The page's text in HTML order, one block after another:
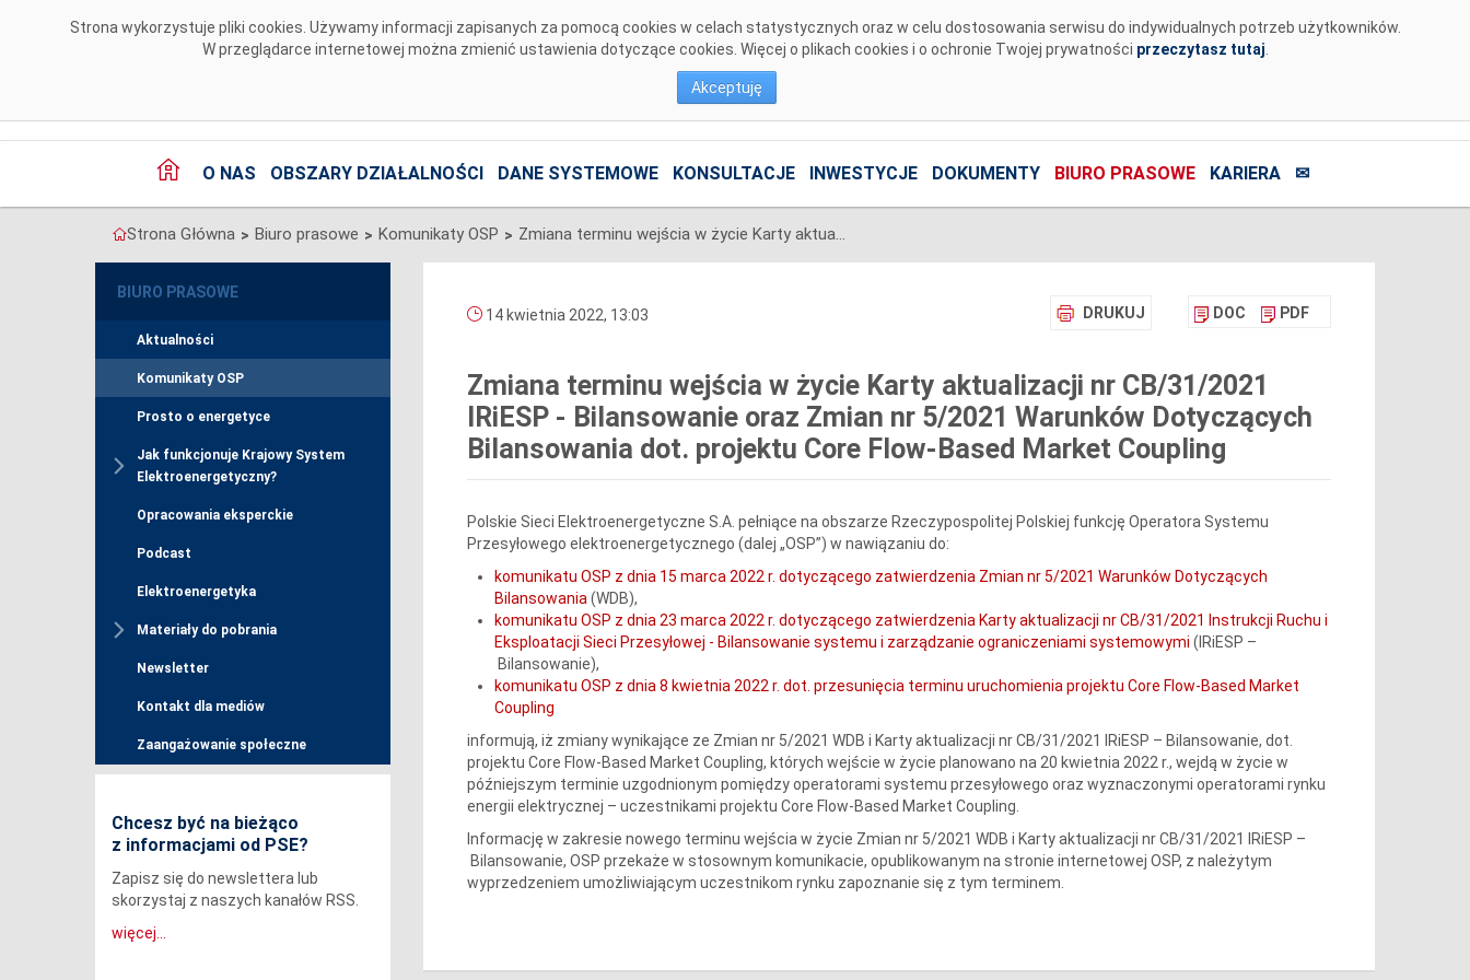
Strona wykorzystuje pliki cookies. Używamy informacji zapisanych za pomocą cookies w celach statystycznych oraz w celu dostosowania serwisu do indywidualnych potrzeb użytkowników.
W przeglądarce internetowej można zmienić ustawienia dotyczące cookies. Więcej o plikach cookies i o ochronie Twojej prywatności przeczytasz tutaj
Akceptuję
O NAS OBSZARY DZIAŁALNOŚCI DANE SYSTEMOWE KONSULTACJE INWESTYCJE DOKUMENTY BIURO PRASOWE KARIERA ✉
Strona Główna > Biuro prasowe > Komunikaty OSP > Zmiana terminu wejścia w życie Karty aktualizacji nr CB/31/2021 IRiESP - Bilansowanie oraz Zmian nr 5/2021 Warunków Dotyczących Bilansowania dot. projektu Core Flow-Based Market Coupling
BIURO PRASOWE
Aktualności
Komunikaty OSP
Prosto o energetyce
Jak funkcjonuje Krajowy System
Elektroenergetyczny?
Opracowania eksperckie
Podcast
Elektroenergetyka
Materiały do pobrania
Newsletter
Kontakt dla mediów
Zaangażowanie społeczne
Chcesz być na bieżąco
z informacjami od PSE?
Zapisz się do newslettera lub
skorzystaj z naszych kanałów RSS.
więcej...
DRUKUJ DOC PDF
14 kwietnia 2022, 13:03
Zmiana terminu wejścia w życie Karty aktualizacji nr CB/31/2021
IRiESP - Bilansowanie oraz Zmian nr 5/2021 Warunków Dotyczących
Bilansowania dot. projektu Core Flow-Based Market Coupling
Polskie Sieci Elektroenergetyczne S.A. pełniące na obszarze Rzeczypospolitej Polskiej funkcję Operatora Systemu
Przesyłowego elektroenergetycznego (dalej „OSP”) w nawiązaniu do:
komunikatu OSP z dnia 15 marca 2022 r. dotyczącego zatwierdzenia Zmian nr 5/2021 Warunków Dotyczących
Bilansowania (WDB),
komunikatu OSP z dnia 23 marca 2022 r. dotyczącego zatwierdzenia Karty aktualizacji nr CB/31/2021 Instrukcji Ruchu i
Eksploatacji Sieci Przesyłowej - Bilansowanie systemu i zarządzanie ograniczeniami systemowymi (IRiESP –
Bilansowanie),
komunikatu OSP z dnia 8 kwietnia 2022 r. dot. przesunięcia terminu uruchomienia projektu Core Flow-Based Market
Coupling
informują, iż zmiany wynikające ze Zmian nr 5/2021 WDB i Karty aktualizacji nr CB/31/2021 IRiESP – Bilansowanie, dot.
projektu Core Flow-Based Market Coupling, których wejście w życie planowano na 20 kwietnia 2022 r., wejdą w życie w
późniejszym terminie uzgodnionym pomiędzy operatorami systemu przesyłowego oraz wyznaczonymi operatorami rynku
energii elektrycznej – uczestnikami projektu Core Flow-Based Market Coupling.
Informację w zakresie nowego terminu wejścia w życie Zmian nr 5/2021 WDB i Karty aktualizacji nr CB/31/2021 IRiESP –
Bilansowanie, OSP przekaże w stosownym komunikacie, opublikowanym na stronie internetowej OSP, z należytym
wyprzedzeniem umożliwiającym uczestnikom rynku zapoznanie się z tym terminem.